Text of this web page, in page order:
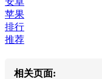
苹果
排行
推荐
相关页面: